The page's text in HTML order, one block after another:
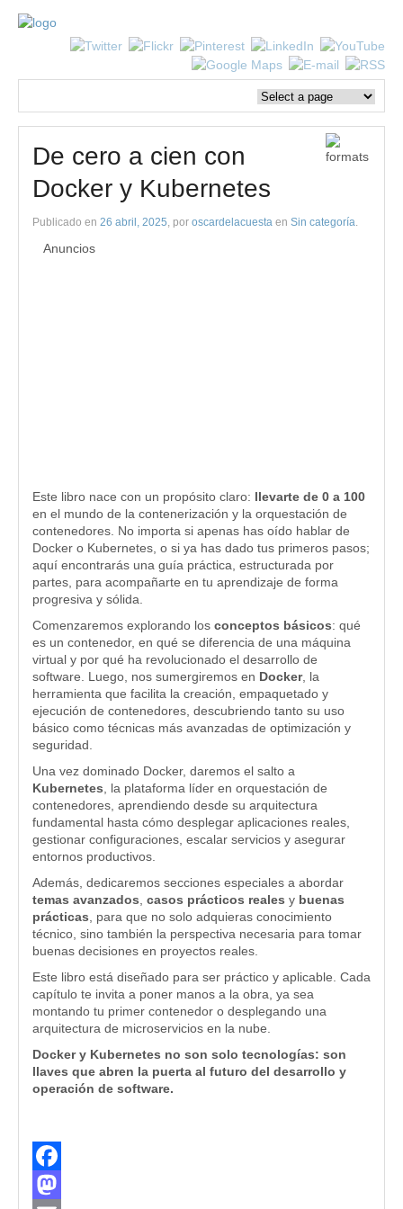
De cero a cien con
Docker y Kubernetes
Publicado en 26 abril, 2025, por oscardelacuesta en Sin categoría.
Anuncios
Este libro nace con un propósito claro: llevarte de 0 a 100
en el mundo de la contenerización y la orquestación de
contenedores. No importa si apenas has oído hablar de
Docker o Kubernetes, o si ya has dado tus primeros pasos;
aquí encontrarás una guía práctica, estructurada por
partes, para acompañarte en tu aprendizaje de forma
progresiva y sólida.
Comenzaremos explorando los conceptos básicos: qué
es un contenedor, en qué se diferencia de una máquina
virtual y por qué ha revolucionado el desarrollo de
software. Luego, nos sumergiremos en Docker, la
herramienta que facilita la creación, empaquetado y
ejecución de contenedores, descubriendo tanto su uso
básico como técnicas más avanzadas de optimización y
seguridad.
Una vez dominado Docker, daremos el salto a
Kubernetes , la plataforma líder en orquestación de
contenedores, aprendiendo desde su arquitectura
fundamental hasta cómo desplegar aplicaciones reales,
gestionar configuraciones, escalar servicios y asegurar
entornos productivos.
Además, dedicaremos secciones especiales a abordar
temas avanzados casos prácticos reales y buenas
prácticas , para que no solo adquieras conocimiento
técnico, sino también la perspectiva necesaria para tomar
buenas decisiones en proyectos reales.
Este libro está diseñado para ser práctico y aplicable. Cada
capítulo te invita a poner manos a la obra, ya sea
montando tu primer contenedor o desplegando una
arquitectura de microservicios en la nube.
Docker y Kubernetes no son solo tecnologías: son
llaves que abren la puerta al futuro del desarrollo y
operación de software.
Facebook